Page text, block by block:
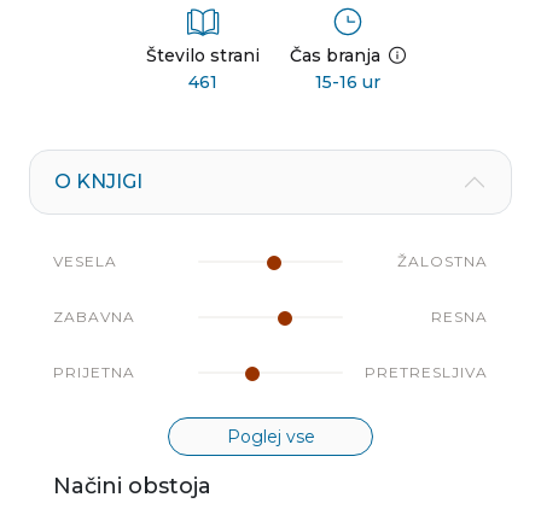
Število strani
461
Čas branja
15-16 ur
O KNJIGI
VESELA ŽALOSTNA
ZABAVNA RESNA
PRIJETNA PRETRESLJIVA
Poglej vse
Načini obstoja